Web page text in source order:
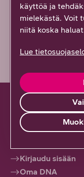
En lainkaan
Vähän
Kirjaudu sisään
Oma DNA
käyttöä ja
mielekästä. Voit
niitä koska
Lue